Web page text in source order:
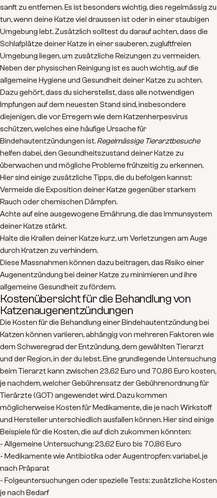
sanft zu entfernen. Es ist besonders wichtig, dies regelmässig zu
tun, wenn deine Katze viel draussen ist oder in einer staubigen
Umgebung lebt. Zusätzlich solltest du darauf achten, dass die
Schlafplätze deiner Katze in einer sauberen, zugluftfreien
Umgebung liegen, um zusätzliche Reizungen zu vermeiden.
Neben der physischen Reinigung ist es auch wichtig, auf die
allgemeine Hygiene und Gesundheit deiner Katze zu achten.
Dazu gehört, dass du sicherstellst, dass alle notwendigen
Impfungen auf dem neuesten Stand sind, insbesondere
diejenigen, die vor Erregern wie dem Katzenherpesvirus
schützen, welches eine häufige Ursache für
Bindehautentzündungen ist. Regelmässige Tierarztbesuche
helfen dabei, den Gesundheitszustand deiner Katze zu
überwachen und mögliche Probleme frühzeitig zu erkennen.
Hier sind einige zusätzliche Tipps, die du befolgen kannst:
Vermeide die Exposition deiner Katze gegenüber starkem
Rauch oder chemischen Dämpfen.
Achte auf eine ausgewogene Ernährung, die das Immunsystem
deiner Katze stärkt.
Halte die Krallen deiner Katze kurz, um Verletzungen am Auge
durch Kratzen zu verhindern.
Diese Massnahmen können dazu beitragen, das Risiko einer
Augenentzündung bei deiner Katze zu minimieren und ihre
allgemeine Gesundheit zu fördern.
Kostenübersicht für die Behandlung von
Katzenaugenentzündungen
Die Kosten für die Behandlung einer Bindehautentzündung bei
Katzen können variieren, abhängig von mehreren Faktoren wie
dem Schweregrad der Entzündung, dem gewählten Tierarzt
und der Region, in der du lebst. Eine grundlegende Untersuchung
beim Tierarzt kann zwischen 23,62 Euro und 70,86 Euro kosten,
je nachdem, welcher Gebührensatz der Gebührenordnung für
Tierärzte (GOT) angewendet wird. Dazu kommen
möglicherweise Kosten für Medikamente, die je nach Wirkstoff
und Hersteller unterschiedlich ausfallen können. Hier sind einige
Beispiele für die Kosten, die auf dich zukommen könnten:
- Allgemeine Untersuchung: 23,62 Euro bis 70,86 Euro
- Medikamente wie Antibiotika oder Augentropfen: variabel, je
nach Präparat
- Folgeuntersuchungen oder spezielle Tests: zusätzliche Kosten
je nach Bedarf